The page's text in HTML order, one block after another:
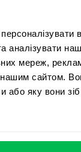
аналізувати
мереж,
сайтом.
або яку вони